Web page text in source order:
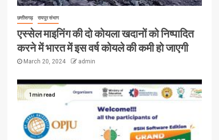
छत्तीसगढ़ रायपुर संभाग
एस्सेल माइनिंग की दो कोयला खदानों को निष्पादित
करने में भारत में इस वर्ष कोयले की कमी हो जाएगी
March 20, 2024 admin
1 min read